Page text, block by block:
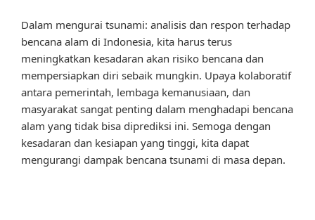
Dalam mengurai tsunami: analisis dan respon terhadap
bencana alam di Indonesia, kita harus terus
meningkatkan kesadaran akan risiko bencana dan
mempersiapkan diri sebaik mungkin. Upaya kolaboratif
antara pemerintah, lembaga kemanusiaan, dan
masyarakat sangat penting dalam menghadapi bencana
alam yang tidak bisa diprediksi ini. Semoga dengan
kesadaran dan kesiapan yang tinggi, kita dapat
mengurangi dampak bencana tsunami di masa depan.